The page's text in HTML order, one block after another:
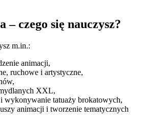
– czego się nauczysz?
m.in.:
animacji,
ruchowe i artystyczne,
XXL,
wykonywanie tatuaży brokatowych,
animacji i tworzenie tematycznych